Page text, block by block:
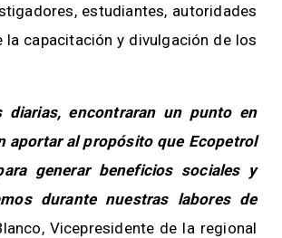
estudiantes, autoridades
capacitación y divulgación de los
diarias, encontraran un punto en
aportar al propósito que Ecopetrol
generar beneficios sociales y
durante nuestras labores de
Vicepresidente de la regional